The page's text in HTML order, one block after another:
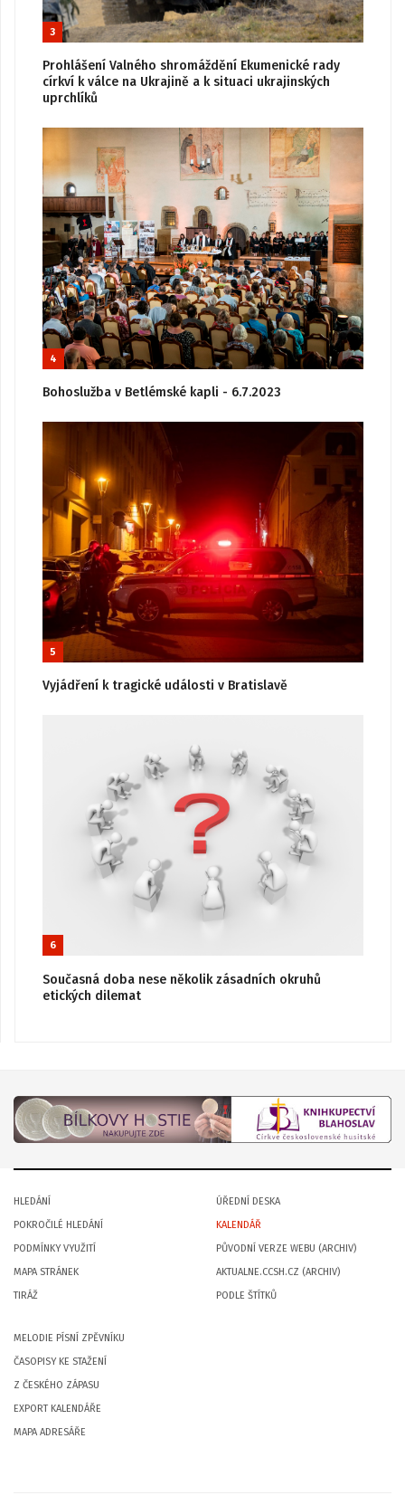
3
Prohlášení Valného shromáždění Ekumenické rady
církví k válce na Ukrajině a k situaci ukrajinských
uprchlíků
4
Bohoslužba v Betlémské kapli - 6.7.2023
5
Vyjádření k tragické události v Bratislavě
6
Současná doba nese několik zásadních okruhů
etických dilemat
HLEDÁNÍ
POKROČILÉ HLEDÁNÍ
PODMÍNKY VYUŽITÍ
MAPA STRÁNEK
TIRÁŽ
ÚŘEDNÍ DESKA
KALENDÁŘ
PŮVODNÍ VERZE WEBU (ARCHIV)
AKTUALNE.CCSH.CZ (ARCHIV)
PODLE ŠTÍTKŮ
MELODIE PÍSNÍ ZPĚVNÍKU
ČASOPISY KE STAŽENÍ
Z ČESKÉHO ZÁPASU
EXPORT KALENDÁŘE
MAPA ADRESÁŘE